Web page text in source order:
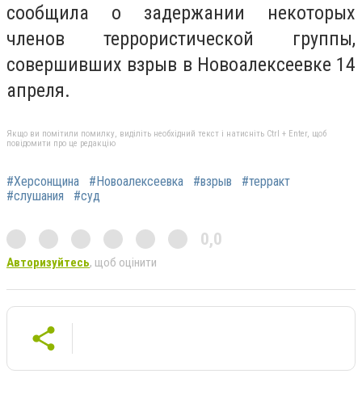
сообщила о задержании некоторых
членов террористической группы,
совершивших взрыв в Новоалексеевке 14
апреля.
Якщо ви помітили помилку, виділіть необхідний текст і натисніть Ctrl + Enter, щоб
повідомити про це редакцію
#Херсонщина #Новоалексеевка #взрыв
#терракт
#слушания
#суд
0,0
Авторизуйтесь, щоб оцінити